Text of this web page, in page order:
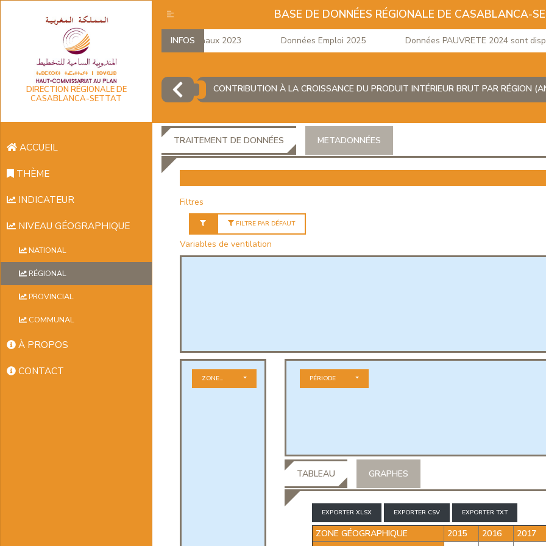
DIRECTION RÉGIONALE DE
CASABLANCA-SETTAT
ACCUEIL
THÈME
INDICATEUR
NIVEAU GÉOGRAPHIQUE
NATIONAL
RÉGIONAL
PROVINCIAL
COMMUNAL
À PROPOS
CONTACT
BASE DE DONNÉES RÉGIONALE DE CASABLANCA-
INFOS
Comptes régionaux 2023 Données Emploi 2025 Données PAUVRETE 2024 sont
CONTRIBUTION À LA CROISSANCE DU PRODUIT INTÉRIEUR BRUT PAR RÉGION
TRAITEMENT DE DONNÉES METADONNÉES
Filtres
FILTRE PAR DÉFAUT
Variables de ventilation
ZONE GÉOGRAPHIQUE PÉRIODE
TABLEAU GRAPHES
EXPORTER XLSX EXPORTER CSV EXPORTER TXT
ZONE GÉOGRAPHIQUE 2015 2016 2017